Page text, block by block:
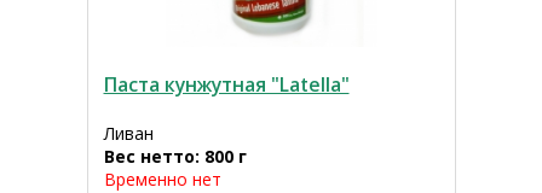
Паста кунжутная "Latella"
Ливан
Вес нетто: 800 г
Временно нет